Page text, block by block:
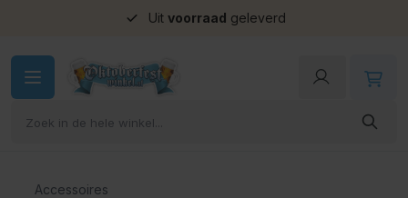
Uit voorraad geleverd
Accessoires